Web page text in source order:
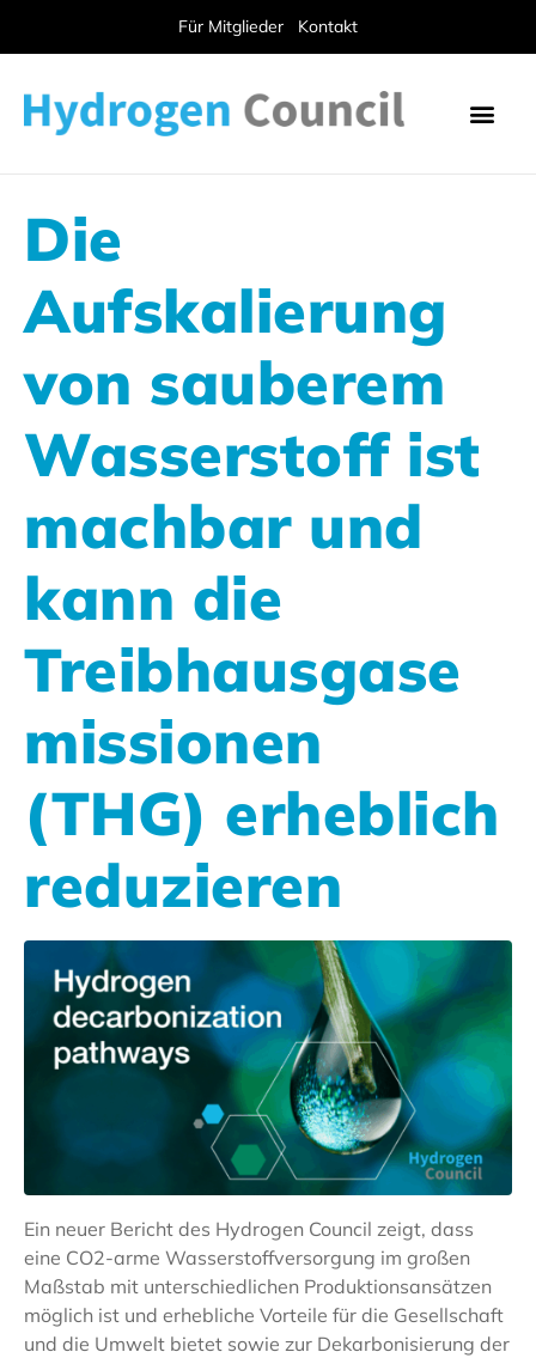
Für Mitglieder Kontakt
Die
Aufskalierung
von sauberem
Wasserstoff ist
machbar und
kann die
Treibhausgase
missionen
(THG) erheblich
reduzieren
Ein neuer Bericht des Hydrogen Council zeigt, dass
eine CO2-arme Wasserstoffversorgung im großen
Maßstab mit unterschiedlichen Produktionsansätzen
möglich ist und erhebliche Vorteile für die Gesellschaft
und die Umwelt bietet sowie zur Dekarbonisierung der